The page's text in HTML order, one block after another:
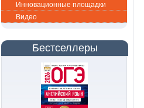
Инновационные площадки
Видео
Бестселлеры